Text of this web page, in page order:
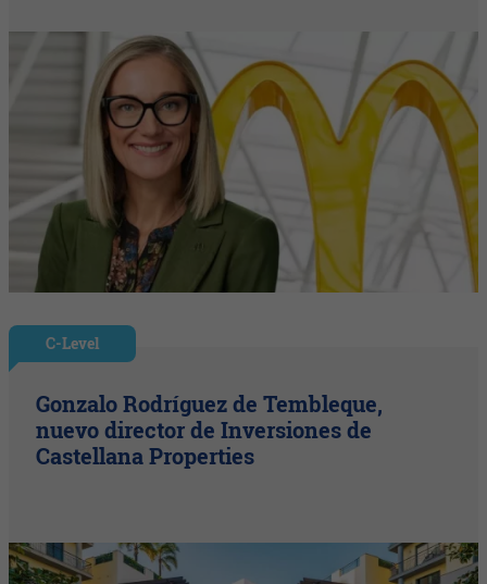
C-Level
Gonzalo Rodríguez de Tembleque,
nuevo director de Inversiones de
Castellana Properties